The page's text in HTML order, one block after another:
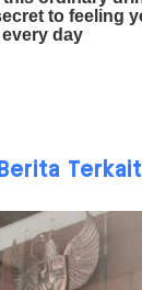
Berita Terkait